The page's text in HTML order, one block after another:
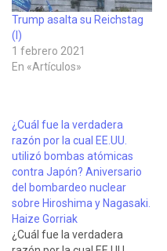
Trump asalta su Reichstag
(I)
1 febrero 2021
En «Artículos»
¿Cuál fue la verdadera
razón por la cual EE.UU.
utilizó bombas atómicas
contra Japón? Aniversario
del bombardeo nuclear
sobre Hiroshima y Nagasaki.
Haize Gorriak
¿Cuál fue la verdadera